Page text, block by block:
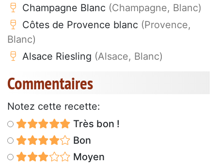
Champagne Blanc (Champagne, Blanc)
Côtes de Provence blanc (Provence,
Blanc)
Alsace Riesling (Alsace, Blanc)
Commentaires
Notez cette recette:
Très bon !
Bon
Moyen